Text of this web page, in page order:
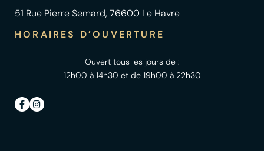
51 Rue Pierre Semard, 76600 Le Havre
HORAIRES D’OUVERTURE
Ouvert tous les jours de :
12h00 à 14h30 et de 19h00 à 22h30